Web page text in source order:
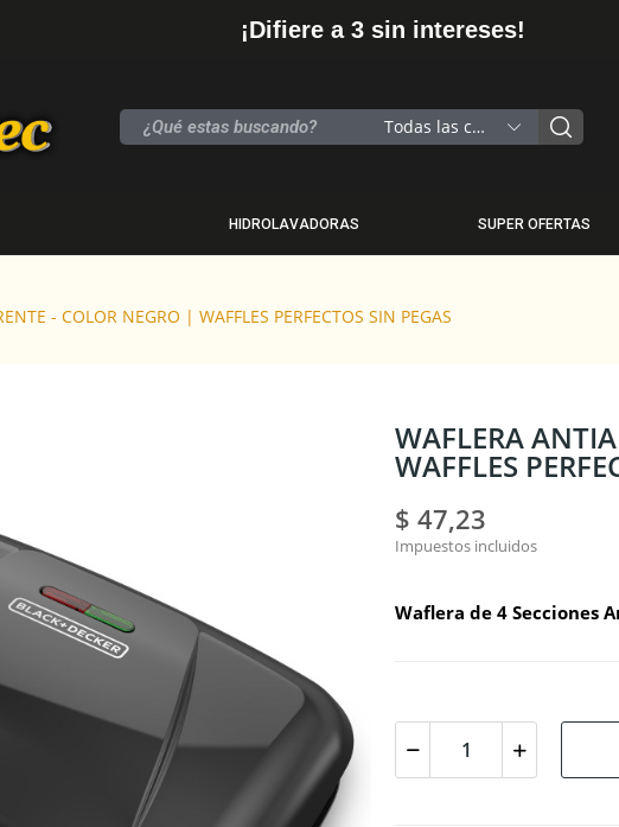
¡Difiere a 3 sin intereses!
Todas las categorias
HIDROLAVADORAS SUPER OFERTAS
- COLOR NEGRO | WAFFLES PERFECTOS SIN PEGAS
WAFLERA
WAFFLES
$ 47,23
Impuestos incluidos
Waflera de 4 Secciones